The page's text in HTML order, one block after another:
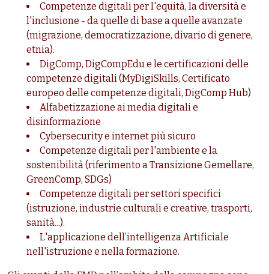
Competenze digitali per l'equità, la diversità e
l'inclusione - da quelle di base a quelle avanzate
(migrazione, democratizzazione, divario di genere,
etnia).
DigComp, DigCompEdu e le certificazioni delle
competenze digitali (MyDigiSkills, Certificato
europeo delle competenze digitali, DigComp Hub)
Alfabetizzazione ai media digitali e
disinformazione
Cybersecurity e internet più sicuro
Competenze digitali per l'ambiente e la
sostenibilità (riferimento a Transizione Gemellare,
GreenComp, SDGs)
Competenze digitali per settori specifici
(istruzione, industrie culturali e creative, trasporti,
sanità...).
L'applicazione dell’intelligenza Artificiale
nell'istruzione e nella formazione.